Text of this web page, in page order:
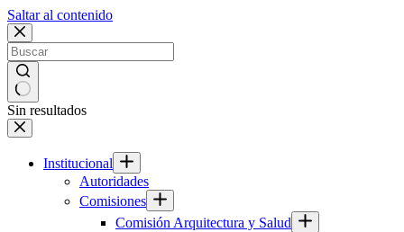
Saltar al contenido
Sin resultados
Institucional
Autoridades
Comisiones
Comisión Arquitectura y Salud